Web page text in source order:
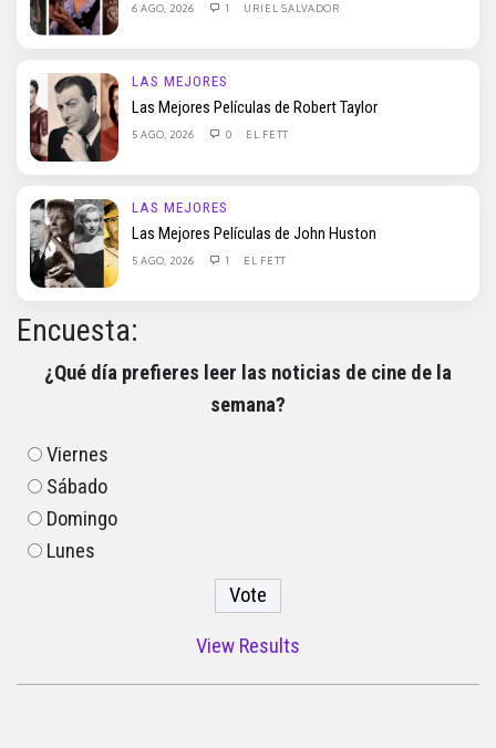
6 AGO, 2026 1 URIEL SALVADOR
LAS MEJORES
Las Mejores Películas de Robert Taylor
5 AGO, 2026 0 EL FETT
LAS MEJORES
Las Mejores Películas de John Huston
5 AGO, 2026 1 EL FETT
Encuesta:
¿Qué día prefieres leer las noticias de cine de la
semana?
Viernes
Sábado
Domingo
Lunes
View Results